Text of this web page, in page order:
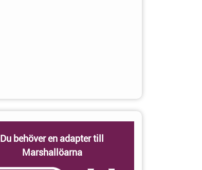
Du behöver en adapter till
Marshallöarna